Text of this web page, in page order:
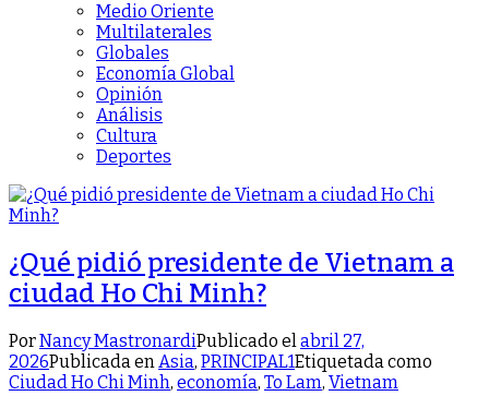
Medio Oriente
Multilaterales
Globales
Economía Global
Opinión
Análisis
Cultura
Deportes
¿Qué pidió presidente de Vietnam a
ciudad Ho Chi Minh?
PorNancy MastronardiPublicado elabril 27,
2026Publicada enAsia, PRINCIPAL1Etiquetada como
Ciudad Ho Chi Minh, economía, To Lam, Vietnam